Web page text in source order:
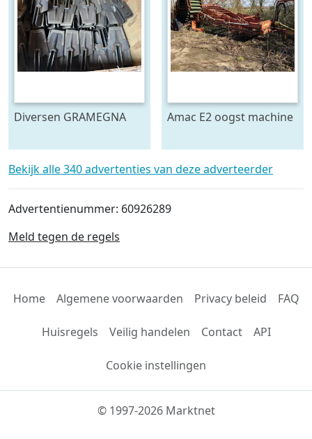
Diversen GRAMEGNA
KRAMER ECO en meer
Spitmachine
Amac E2 oogst machine
Bekijk alle 340 advertenties van deze adverteerder
Advertentienummer: 60926289
Meld tegen de regels
Home Algemene voorwaarden Privacy beleid FAQ
Huisregels Veilig handelen Contact API
Cookie instellingen
© 1997-2026 Marktnet